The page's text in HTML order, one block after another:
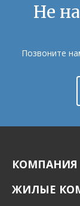
Не
Позвоните
КОМПАНИЯ
ЖИЛЫЕ